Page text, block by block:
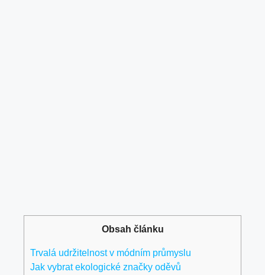
Obsah článku
Trvalá udržitelnost v módním průmyslu
Jak vybrat ekologické značky oděvů